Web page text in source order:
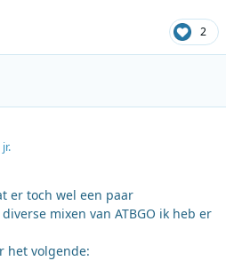
2
er toch wel een paar
mixen van ATBGO ik heb er
het volgende: